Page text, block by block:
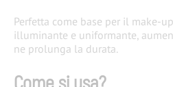
Perfetta come base per il make-
illuminante e uniformante,
ne prolunga la durata.